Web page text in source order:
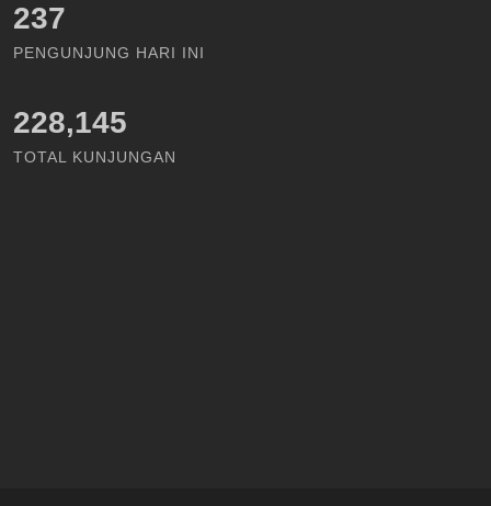
273
PENGUNJUNG HARI INI
228,145
TOTAL KUNJUNGAN